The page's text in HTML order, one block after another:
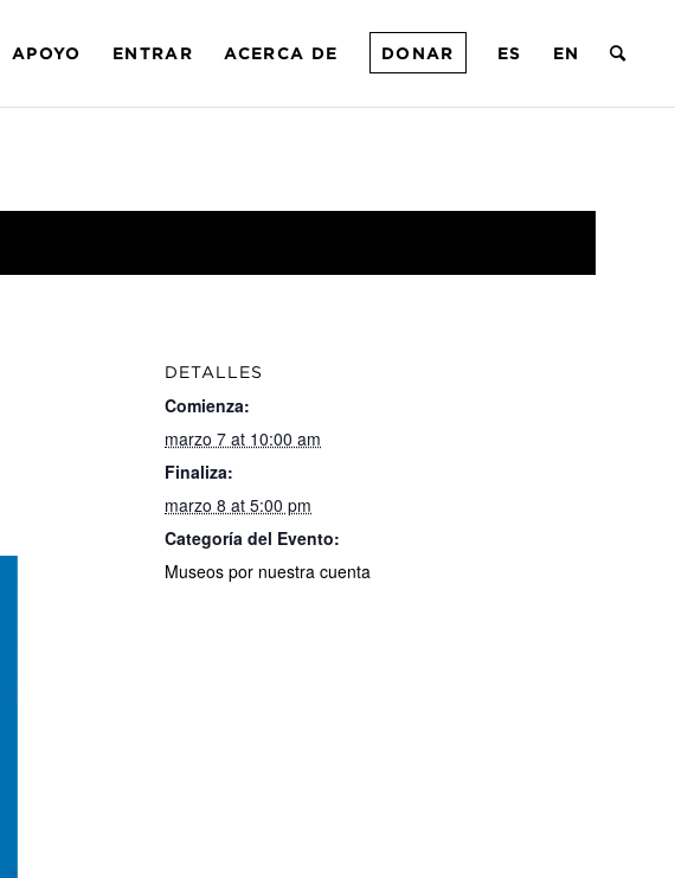
APOYO ENTRAR ACERCA DE DONAR ES EN
DETALLES
Comienza:
marzo 7 at 10:00 am
Finaliza:
marzo 8 at 5:00 pm
Categoría del Evento:
Museos por nuestra cuenta